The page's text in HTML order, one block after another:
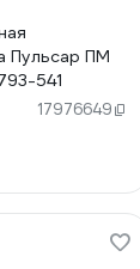
Пульсар ПМ
541
17976649